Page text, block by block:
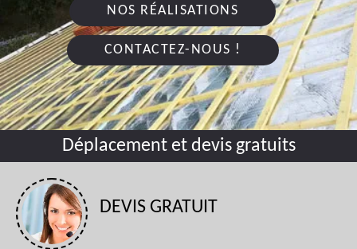
NOS RÉALISATIONS
CONTACTEZ-NOUS !
Déplacement et devis gratuits
DEVIS GRATUIT